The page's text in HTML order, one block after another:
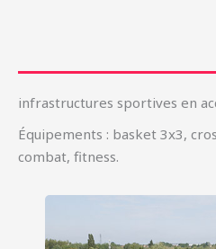
infrastructures sportives en
Équipements : basket 3x3,
combat, fitness.